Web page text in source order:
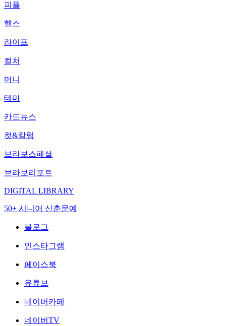
피플
헬스
라이프
컬처
머니
테마
카드뉴스
컷&칼럼
브라보스페셜
브라보리포트
DIGITAL LIBRARY
50+ 시니어 신춘문예
블로그
인스타그램
페이스북
유튜브
네이버카페
네이버TV